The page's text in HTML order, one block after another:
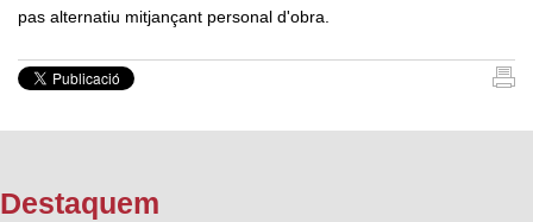
pas alternatiu mitjançant personal d'obra.
Destaquem